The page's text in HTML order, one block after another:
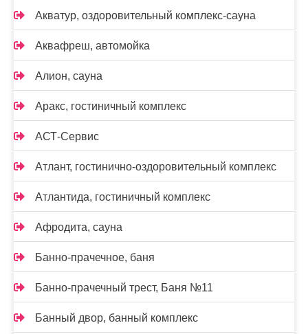
Акватур, оздоровительный комплекс-сауна
Аквафреш, автомойка
Алион, сауна
Аракс, гостиничный комплекс
АСТ-Сервис
Атлант, гостинично-оздоровительный комплекс
Атлантида, гостиничный комплекс
Афродита, сауна
Банно-прачечное, баня
Банно-прачечный трест, Баня №11
Банный двор, банный комплекс